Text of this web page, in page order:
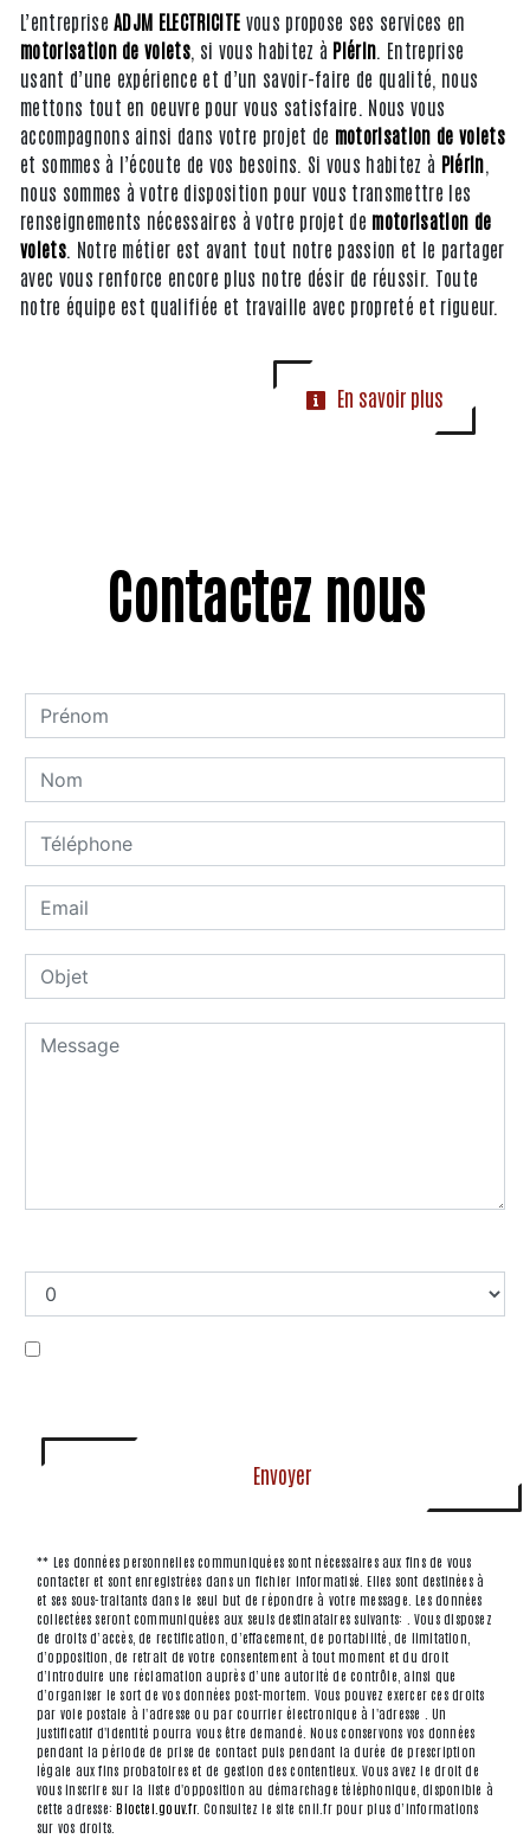
L’entrepriseADJM ELECTRICITE vous propose ses services en
motorisation de volets , si vous habitez à Plérin . Entreprise
usant d’une expérience et d’un savoir-faire de qualité, nous
mettons tout en oeuvre pour vous satisfaire. Nous vous
accompagnons ainsi dans votre projet de motorisation de volets
et sommes à l’écoute de vos besoins. Si vous habitez à Plérin
nous sommes à votre disposition pour vous transmettre les
renseignements nécessaires à votre projet de motorisation de
volets. Notre métier est avant tout notre passion et le partager
avec vous renforce encore plus notre désir de réussir. Toute
notre équipe est qualifiée et travaille avec propreté et rigueur.
En savoir plus
Contactez nous
Envoyer
** Les données personnelles communiquées sont nécessaires aux fins de vous
contacter et sont enregistrées dans un fichier informatisé. Elles sont destinées à
et ses sous-traitants dans le seul but de répondre à votre message. Les données
collectées seront communiquées aux seuls destinataires suivants: . Vous disposez
de droits d’accès, de rectification, d’effacement, de portabilité, de limitation,
d’opposition, de retrait de votre consentement à tout moment et du droit
d’introduire une réclamation auprès d’une autorité de contrôle, ainsi que
d’organiser le sort de vos données post-mortem. Vous pouvez exercer ces droits
par voie postale à l'adresse ou par courrier électronique à l'adresse . Un
justificatif d'identité pourra vous être demandé. Nous conservons vos données
pendant la période de prise de contact puis pendant la durée de prescription
légale aux fins probatoires et de gestion des contentieux. Vous avez le droit de
vous inscrire sur la liste d'opposition au démarchage téléphonique, disponible à
cette adresse:Bloctel.gouv.fr. Consultez le site cnil.fr pour plus d’informations
sur vos droits.